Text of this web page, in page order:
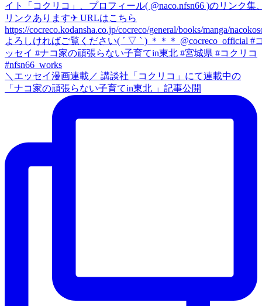
＼エッセイ漫画連載／ 講談社「コクリコ」にて連載中の
「ナコ家の頑張らない子育てin東北 」記事公開